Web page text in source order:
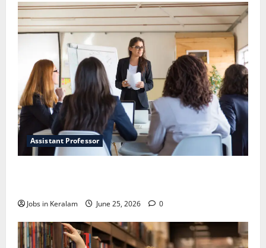
Assistant Professor
Jobs in Keralam June 25, 2026 0